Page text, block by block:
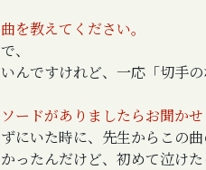
を教えてください。
、
んですけれど、一応「切手の
ードがありましたらお聞かせ
にいた時に、先生からこの
ったんだけど、初めて泣け